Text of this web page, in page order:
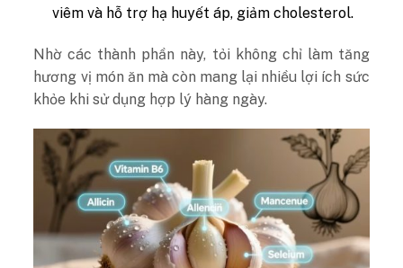
viêm và hỗ trợ hạ huyết áp, giảm cholesterol.
Nhờ các thành phần này, tỏi không chỉ làm tăng
hương vị món ăn mà còn mang lại nhiều lợi ích sức
khỏe khi sử dụng hợp lý hàng ngày.